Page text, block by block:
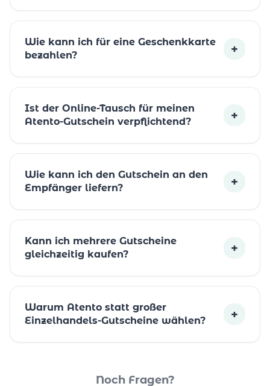
Wie kann ich für eine Geschenkkarte
bezahlen?
+
Ist der Online-Tausch für meinen
Atento-Gutschein verpflichtend?
+
Wie kann ich den Gutschein an den
Empfänger liefern?
+
Kann ich mehrere Gutscheine
gleichzeitig kaufen?
+
Warum Atento statt großer
Einzelhandels-Gutscheine wählen?
+
Noch Fragen?